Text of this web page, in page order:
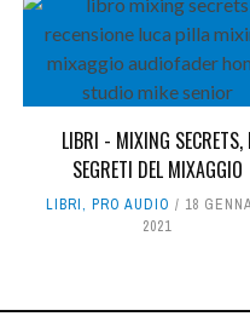
LIBRI - MIXING SECRETS, I
SEGRETI DEL MIXAGGIO
LIBRI, PRO AUDIO
18
2021